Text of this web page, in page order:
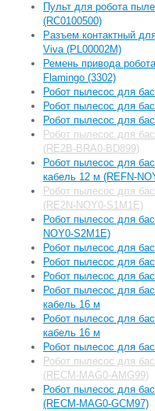
Пульт для робота
(RC0100500)
Разъем контактный
Viva (PL00002M)
Ремень привода
Flamingo (3302)
Робот пылесоc для
Робот пылесоc для
Робот пылесос для
Робот пылесос для
(RE2B-BRA0-BD899)
Робот пылесос для
кабель 12 м (REFN-
Робот пылесос для
(RE2N-NOY0-S1M1E)
Робот пылесос для
NOY0-S2M1E)
Робот пылесос для
Робот пылесос для
Робот пылесос для
Робот пылесос для
кабель 16 м
Робот пылесос для
кабель 16 м
Робот пылесос для
Робот пылесос для
(RECM-MAG0-AMG99)
Робот пылесос для
(RECM-MAG0-GCM97)